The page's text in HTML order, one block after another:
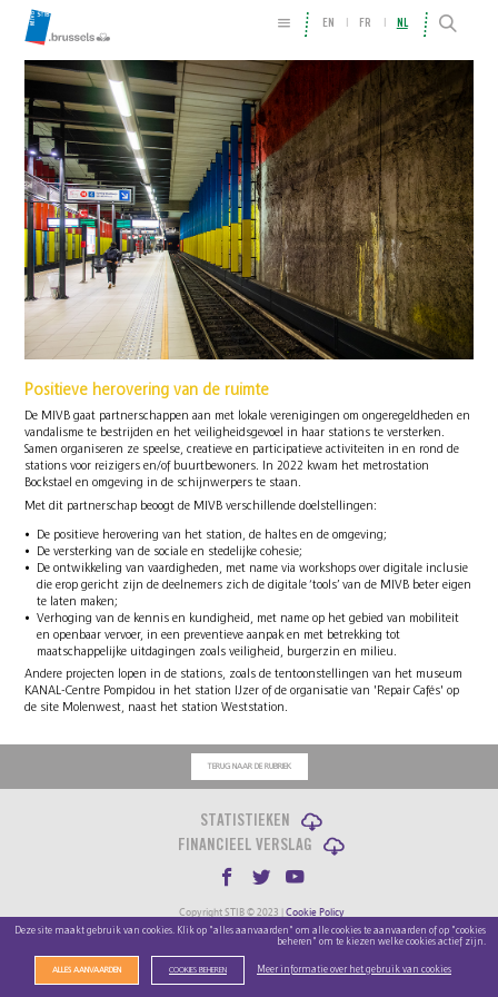
EN FR NL
Positieve herovering van de ruimte
De MIVB gaat partnerschappen aan met lokale verenigingen om ongeregeldheden en
vandalisme te bestrijden en het veiligheidsgevoel in haar stations te versterken.
Samen organiseren ze speelse, creatieve en participatieve activiteiten in en rond de
stations voor reizigers en/of buurtbewoners. In 2022 kwam het metrostation
Bockstael en omgeving in de schijnwerpers te staan.
Met dit partnerschap beoogt de MIVB verschillende doelstellingen:
De positieve herovering van het station, de haltes en de omgeving;
De versterking van de sociale en stedelijke cohesie;
De ontwikkeling van vaardigheden, met name via workshops over digitale inclusie
die erop gericht zijn de deelnemers zich de digitale ‘tools’ van de MIVB beter eigen
te laten maken;
Verhoging van de kennis en kundigheid, met name op het gebied van mobiliteit
en openbaar vervoer, in een preventieve aanpak en met betrekking tot
maatschappelijke uitdagingen zoals veiligheid, burgerzin en milieu.
Andere projecten lopen in de stations, zoals de tentoonstellingen van het museum
KANAL-Centre Pompidou in het station IJzer of de organisatie van 'Repair Cafés' op
de site Molenwest, naast het station Weststation.
TERUG NAAR DE RUBRIEK
STATISTIEKEN
FINANCIEEL VERSLAG
Copyright STIB © 2023 | Cookie Policy
Designed byTrinôme
Swingtree
Deze site maakt gebruik van cookies. Klik op "alles aanvaarden" om alle cookies te aanvaarden of op "cookies
beheren" om te kiezen welke cookies actief zijn.
ALLES AANVAARDEN COOKIES BEHEREN Meer informatie over het gebruik van cookies